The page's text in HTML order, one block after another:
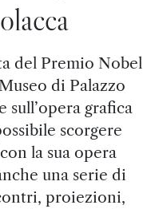
del Premio Nobel
di Palazzo
sull’opera grafica
scorgere
la sua opera
una serie di
proiezioni,